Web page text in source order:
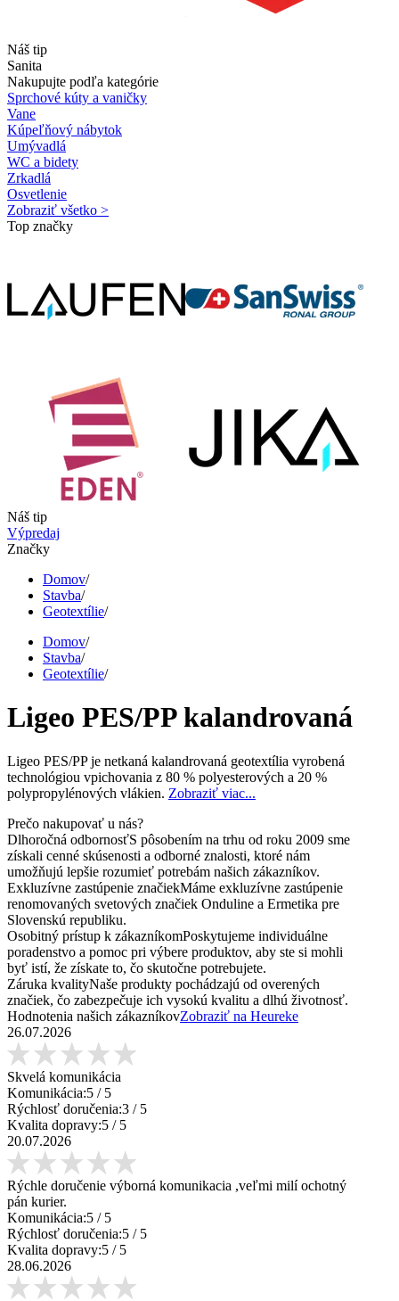
Náš tip
Sanita
Nakupujte podľa kategórie
Sprchové kúty a vaničky
Vane
Kúpeľňový nábytok
Umývadlá
WC a bidety
Zrkadlá
Osvetlenie
Zobraziť všetko >
Top značky
Náš tip
Výpredaj
Značky
Domov/
Stavba/
Geotextílie/
Domov/
Stavba/
Geotextílie/
Ligeo PES/PP kalandrovaná
Ligeo PES/PP je netkaná kalandrovaná geotextília vyrobená
technológiou vpichovania z 80 % polyesterových a 20 %
polypropylénových vlákien. Zobraziť viac...
Prečo nakupovať u nás?
Dlhoročná odbornosťS pôsobením na trhu od roku 2009 sme
získali cenné skúsenosti a odborné znalosti, ktoré nám
umožňujú lepšie rozumieť potrebám našich zákazníkov.
Exkluzívne zastúpenie značiekMáme exkluzívne zastúpenie
renomovaných svetových značiek Onduline a Ermetika pre
Slovenskú republiku.
Osobitný prístup k zákazníkomPoskytujeme individuálne
poradenstvo a pomoc pri výbere produktov, aby ste si mohli
byť istí, že získate to, čo skutočne potrebujete.
Záruka kvalityNaše produkty pochádzajú od overených
značiek, čo zabezpečuje ich vysokú kvalitu a dlhú životnosť.
Hodnotenia našich zákazníkovZobraziť na Heureke
26.07.2026
Skvelá komunikácia
Komunikácia:5 / 5
Rýchlosť doručenia:3 / 5
Kvalita dopravy:5 / 5
20.07.2026
Rýchle doručenie výborná komunikacia ,veľmi milí ochotný
pán kurier.
Komunikácia:5 / 5
Rýchlosť doručenia:5 / 5
Kvalita dopravy:5 / 5
28.06.2026